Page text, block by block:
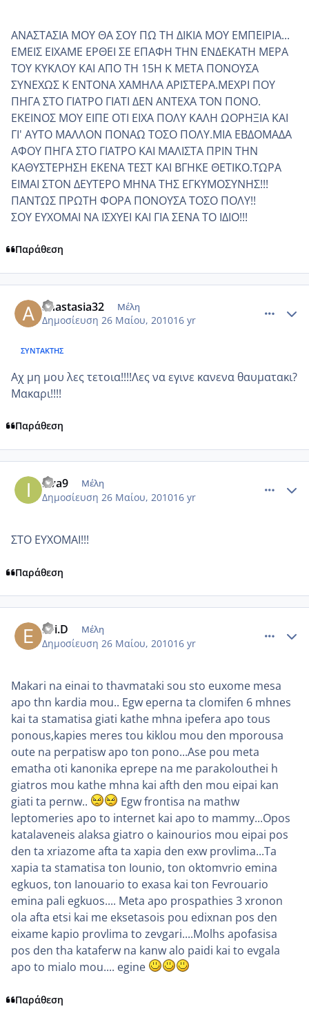
ΑΝΑΣΤΑΣΙΑ ΜΟΥ ΘΑ ΣΟΥ ΠΩ ΤΗ ΔΙΚΙΑ ΜΟΥ ΕΜΠΕΙΡΙΑ...
ΕΜΕΙΣ ΕΙΧΑΜΕ ΕΡΘΕΙ ΣΕ ΕΠΑΦΗ ΤΗΝ ΕΝΔΕΚΑΤΗ ΜΕΡΑ
ΤΟΥ ΚΥΚΛΟΥ ΚΑΙ ΑΠΟ ΤΗ 15Η Κ ΜΕΤΑ ΠΟΝΟΥΣΑ
ΣΥΝΕΧΩΣ Κ ΕΝΤΟΝΑ ΧΑΜΗΛΑ ΑΡΙΣΤΕΡΑ.ΜΕΧΡΙ ΠΟΥ
ΠΗΓΑ ΣΤΟ ΓΙΑΤΡΟ ΓΙΑΤΙ ΔΕΝ ΑΝΤΕΧΑ ΤΟΝ ΠΟΝΟ.
ΕΚΕΙΝΟΣ ΜΟΥ ΕΙΠΕ ΟΤΙ ΕΙΧΑ ΠΟΛΥ ΚΑΛΗ ΩΟΡΗΞΙΑ ΚΑΙ
ΓΙ' ΑΥΤΟ ΜΑΛΛΟΝ ΠΟΝΑΩ ΤΟΣΟ ΠΟΛΥ.ΜΙΑ ΕΒΔΟΜΑΔΑ
ΑΦΟΥ ΠΗΓΑ ΣΤΟ ΓΙΑΤΡΟ ΚΑΙ ΜΑΛΙΣΤΑ ΠΡΙΝ ΤΗΝ
ΚΑΘΥΣΤΕΡΗΣΗ ΕΚΕΝΑ ΤΕΣΤ ΚΑΙ ΒΓΗΚΕ ΘΕΤΙΚΟ.ΤΩΡΑ
ΕΙΜΑΙ ΣΤΟΝ ΔΕΥΤΕΡΟ ΜΗΝΑ ΤΗΣ ΕΓΚΥΜΟΣΥΝΗΣ!!!
ΠΑΝΤΩΣ ΠΡΩΤΗ ΦΟΡΑ ΠΟΝΟΥΣΑ ΤΟΣΟ ΠΟΛΥ!!
ΣΟΥ ΕΥΧΟΜΑΙ ΝΑ ΙΣΧΥΕΙ ΚΑΙ ΓΙΑ ΣΕΝΑ ΤΟ ΙΔΙΟ!!!
Παράθεση
anastasia32 Μέλη
Δημοσίευση 26 Μαίου, 201016 yr
ΣΥΝΤΆΚΤΗΣ
Αχ μη μου λες τετοια!!!!Λες να εγινε κανενα θαυματακι?
Μακαρι!!!!
Παράθεση
irva9 Μέλη
Δημοσίευση 26 Μαίου, 201016 yr
ΣΤΟ ΕΥΧΟΜΑΙ!!!
Παράθεση
Evi.D Μέλη
Δημοσίευση 26 Μαίου, 201016 yr
Makari na einai to thavmataki sou sto euxome mesa
apo thn kardia mou.. Egw eperna ta clomifen 6 mhnes
kai ta stamatisa giati kathe mhna ipefera apo tous
ponous,kapies meres tou kiklou mou den mporousa
oute na perpatisw apo ton pono...Ase pou meta
ematha oti kanonika eprepe na me parakolouthei h
giatros mou kathe mhna kai afth den mou eipai kan
giati ta pernw..
Egw frontisa na mathw
leptomeries apo to internet kai apo to mammy...Opos
katalaveneis alaksa giatro o kainourios mou eipai pos
den ta xriazome afta ta xapia den exw provlima...Ta
xapia ta stamatisa ton Iounio, ton oktomvrio emina
egkuos, ton Ianouario to exasa kai ton Fevrouario
emina pali egkuos.... Meta apo prospathies 3 xronon
ola afta etsi kai me eksetasois pou edixnan pos den
eixame kapio provlima to zevgari....Molhs apofasisa
pos den tha kataferw na kanw alo paidi kai to evgala
apo to mialo mou.... egine
Παράθεση